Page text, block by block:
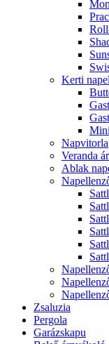
Kerti
Napvitorla
Veranda
Ablak
Zsaluzia
Pergola
Garázskapu